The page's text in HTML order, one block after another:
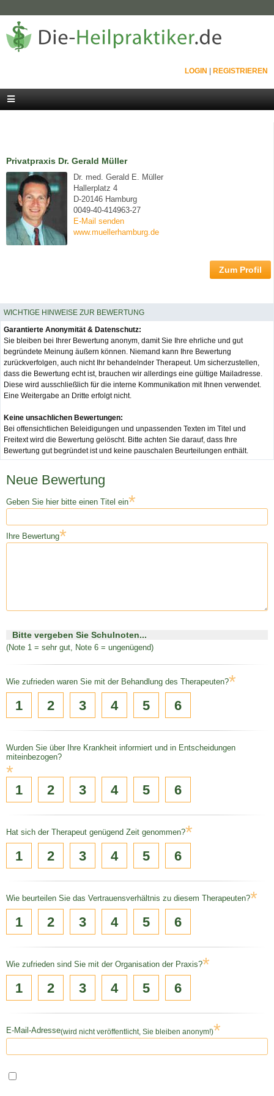
LOGIN REGISTRIEREN
Privatpraxis Dr. Gerald Müller
Dr. med. Gerald E. Müller
Hallerplatz 4
D-20146 Hamburg
0049-40-414963-27
E-Mail senden
www.muellerhamburg.de
Zum Profil
WICHTIGE HINWEISE ZUR BEWERTUNG
Garantierte Anonymität & Datenschutz:
Sie bleiben bei Ihrer Bewertung anonym, damit Sie Ihre ehrliche und gut
begründete Meinung äußern können. Niemand kann Ihre Bewertung
zurückverfolgen, auch nicht Ihr behandelnder Therapeut. Um sicherzustellen,
dass die Bewertung echt ist, brauchen wir allerdings eine gültige Mailadresse.
Diese wird ausschließlich für die interne Kommunikation mit Ihnen verwendet.
Eine Weitergabe an Dritte erfolgt nicht.
Keine unsachlichen Bewertungen:
Bei offensichtlichen Beleidigungen und unpassenden Texten im Titel und
Freitext wird die Bewertung gelöscht. Bitte achten Sie darauf, dass Ihre
Bewertung gut begründet ist und keine pauschalen Beurteilungen enthält.
Neue Bewertung
Geben Sie hier bitte einen Titel ein*
Ihre Bewertung*
Bitte vergeben Sie Schulnoten...
(Note 1 = sehr gut, Note 6 = ungenügend)
Wie zufrieden waren Sie mit der Behandlung des Therapeuten?*
1 2 3 4 5 6
Wurden Sie über Ihre Krankheit informiert und in Entscheidungen
miteinbezogen?
*
1 2 3 4 5 6
Hat sich der Therapeut genügend Zeit genommen?*
1 2 3 4 5 6
Wie beurteilen Sie das Vertrauensverhältnis zu diesem Therapeuten?*
1 2 3 4 5 6
Wie zufrieden sind Sie mit der Organisation der Praxis?*
1 2 3 4 5 6
E-Mail-Adresse(wird nicht veröffentlicht, Sie bleiben anonym!)*